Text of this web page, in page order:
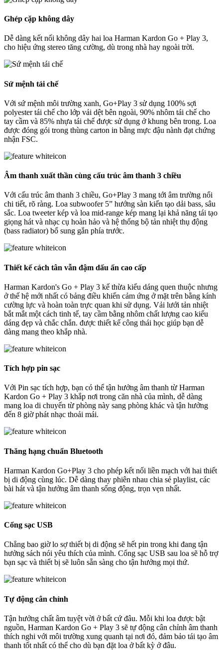
Ghép cặp không dây
Dễ dàng kết nối không dây hai loa Harman Kardon Go + Play 3,
cho hiệu ứng stereo tăng cường, dù trong nhà hay ngoài trời.
Sứ mệnh tái chế
Với sứ mệnh môi trường xanh, Go+Play 3 sử dụng 100% sợi
polyester tái chế cho lớp vải dệt bên ngoài, 90% nhôm tái chế cho
tay cầm và 85% nhựa tái chế được sử dụng ở khung bên trong. Loa
được đóng gói trong thùng carton in bằng mực đậu nành đạt chứng
nhận FSC.
Âm thanh xuất thần cùng cấu trúc âm thanh 3 chiều
Với cấu trúc âm thanh 3 chiều, Go+Play 3 mang tới âm trường nổi
chi tiết, rõ ràng. Loa subwoofer 5” hướng sàn kiến tạo dải bass, sâu
sắc. Loa tweeter kép và loa mid-range kép mang lại khả năng tái tạo
giọng hát và nhạc cụ hoàn hảo và hệ thống bộ tản nhiệt thụ động
(bass radiator) bổ sung gắn phía trước.
Thiết kế cách tân vẫn đậm dấu ấn cao cấp
Harman Kardon's Go + Play 3 kế thừa kiểu dáng quen thuộc nhưng
ở thế hệ mới nhất có bảng điều khiển cảm ứng ở mặt trên bằng kính
cường lực và hoàn toàn trực quan khi sử dụng. Vải lưới tản nhiệt
bắt mắt một cách tinh tế, tay cầm bằng nhôm chất lượng cao kiểu
dáng đẹp và chắc chắn. được thiết kế công thái học giúp bạn dễ
dàng mang theo khắp nhà.
Tích hợp pin sạc
Với Pin sạc tích hợp, bạn có thể tận hưởng âm thanh từ Harman
Kardon Go + Play 3 khắp nơi trong căn nhà của mình, dễ dàng
mang loa di chuyển từ phòng này sang phòng khác và tận hưởng
đến 8 giờ phát nhạc thoải mái.
Thăng hạng chuẩn Bluetooth
Harman Kardon Go+Play 3 cho phép kết nối liền mạch với hai thiết
bị di động cùng lúc. Dễ dàng thay phiên nhau chia sẻ playlist, các
bài hát và tận hưởng âm thanh sống động, trọn vẹn nhất.
Cổng sạc USB
Chẳng bao giờ lo sợ thiết bị di động sẽ hết pin trong khi đang tận
hưởng sách nói yêu thích của mình. Cổng sạc USB sau loa sẽ hỗ trợ
bạn sạc và thiết bị sẽ luôn sẵn sàng cho tận hưởng mọi thứ.
Tự động cân chỉnh
Tận hưởng chất âm tuyệt vời ở bất cứ đâu. Mỗi khi loa được bật
nguồn, Harman Kardon Go + Play 3 sẽ tự động cân chỉnh âm thanh
thích nghi với môi trường xung quanh tại nơi đó, đảm bảo tái tạo âm
thanh tốt nhất có thể cho dù bạn đặt loa ở bất kỳ ở đâu.